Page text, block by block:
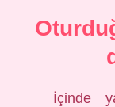
İçinde